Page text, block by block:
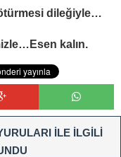
dileğiyle…
kalın.
İLE İLGİLİ